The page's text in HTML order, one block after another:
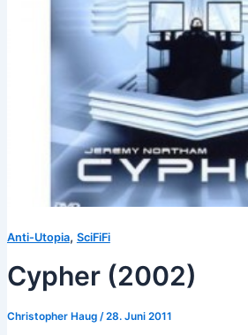
Anti-Utopia, SciFiFi
Cypher (2002)
Christopher Haug /28. Juni 2011